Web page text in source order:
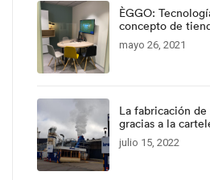
ÈGGO:
concepto de
mayo 26, 2021
La fabricación
gracias a la
julio 15, 2022